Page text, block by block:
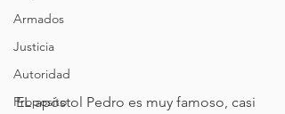
Armados
Justicia
Autoridad
Proposito
EL apóstol Pedro es muy famoso, casi